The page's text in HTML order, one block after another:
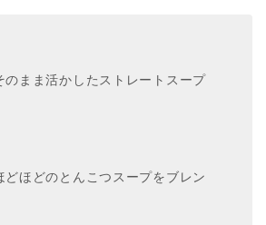
のまま活かしたストレートスープ
どほどのとんこつスープをブレン